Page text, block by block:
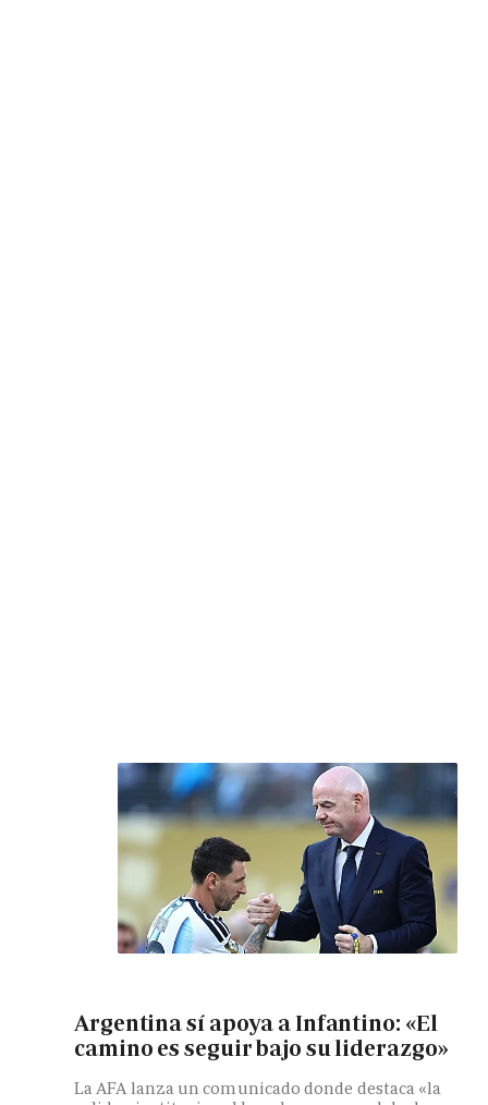
Argentina sí apoya a Infantino: «El
camino es seguir bajo su liderazgo»
La AFA lanza un comunicado donde destaca «la